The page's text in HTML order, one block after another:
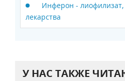
Инферон - лиофилизат,
лекарства
У НАС ТАКЖЕ